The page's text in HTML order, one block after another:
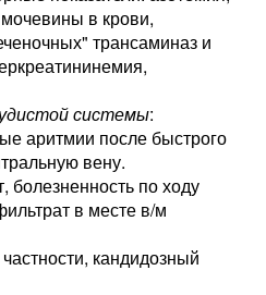
в крови,
трансаминаз и
системы:
аритмии после быстрого
вену.
болезненность по ходу
в месте в/м
кандидозный